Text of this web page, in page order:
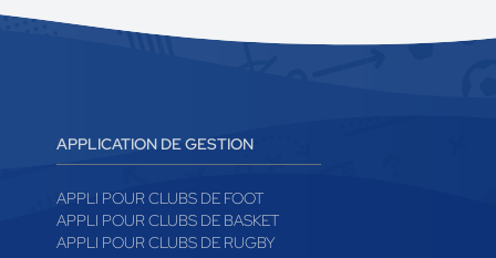
APPLICATION DE GESTION
APPLI POUR CLUBS DE FOOT
APPLI POUR CLUBS DE BASKET
APPLI POUR CLUBS DE RUGBY